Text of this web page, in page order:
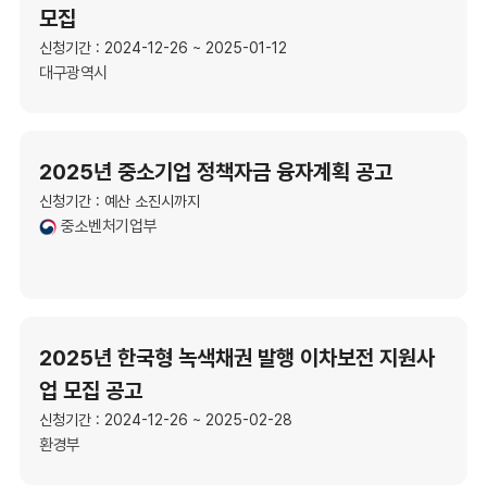
모집
신청기간 : 2024-12-26 ~ 2025-01-12
대구광역시
2025년 중소기업 정책자금 융자계획 공고
신청기간 : 예산 소진시까지
중소벤처기업부
2025년 한국형 녹색채권 발행 이차보전 지원사
업 모집 공고
신청기간 : 2024-12-26 ~ 2025-02-28
환경부